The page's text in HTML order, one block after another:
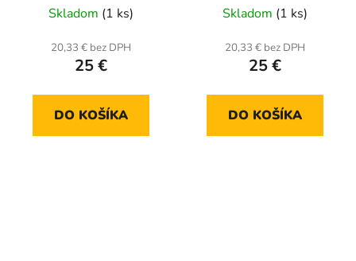
Skladom (1 ks)
20,33 € bez DPH
25 €
DO KOŠÍKA
Skladom (1 ks)
20,33 € bez DPH
25 €
DO KOŠÍKA